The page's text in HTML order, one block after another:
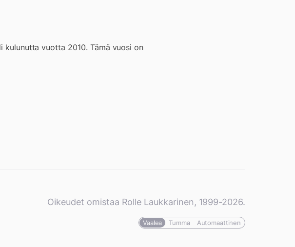
kulunutta vuotta 2010. Tämä vuosi on
Oikeudet omistaa Rolle Laukkarinen, 1999-2026.
Vaalea Tumma Automaattinen